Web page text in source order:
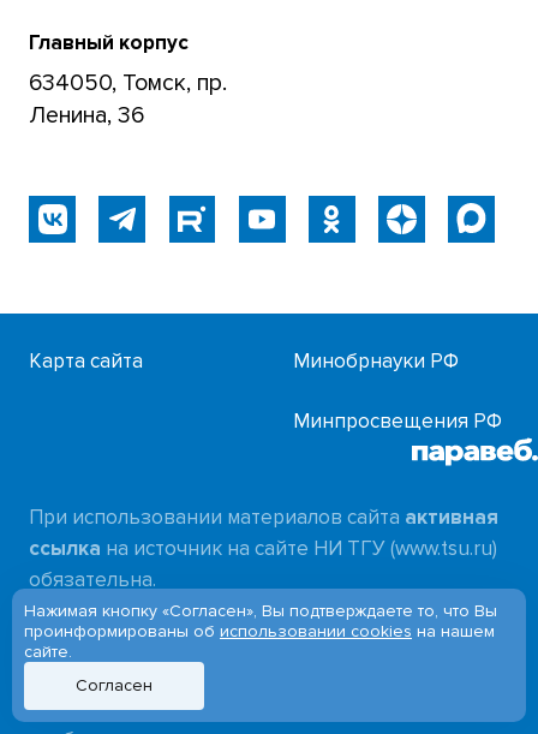
Главный корпус
634050, Томск, пр.
Ленина, 36
Карта сайта Минобрнауки РФ
Минпросвещения РФ
При использовании материалов сайта активная
ссылка на источник на сайте НИ ТГУ (www.tsu.ru)
обязательна.
Все персональные данные сотрудников
размещены на сайте с согласия субъектов
персональных данных в соответствии с
Нажимая кнопку «Согласен», Вы подтверждаете то, что Вы
проинформированы об использовании cookies на нашем
сайте.
Согласен